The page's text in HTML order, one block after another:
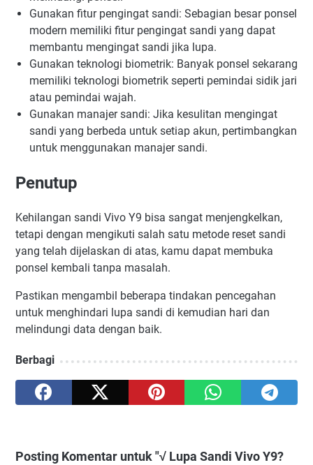
Gunakan fitur pengingat sandi: Sebagian besar ponsel
modern memiliki fitur pengingat sandi yang dapat
membantu mengingat sandi jika lupa.
Gunakan teknologi biometrik: Banyak ponsel sekarang
memiliki teknologi biometrik seperti pemindai sidik jari
atau pemindai wajah.
Gunakan manajer sandi: Jika kesulitan mengingat
sandi yang berbeda untuk setiap akun, pertimbangkan
untuk menggunakan manajer sandi.
Penutup
Kehilangan sandi Vivo Y9 bisa sangat menjengkelkan,
tetapi dengan mengikuti salah satu metode reset sandi
yang telah dijelaskan di atas, kamu dapat membuka
ponsel kembali tanpa masalah.
Pastikan mengambil beberapa tindakan pencegahan
untuk menghindari lupa sandi di kemudian hari dan
melindungi data dengan baik.
Berbagi
Posting Komentar untuk "√ Lupa Sandi Vivo Y9?